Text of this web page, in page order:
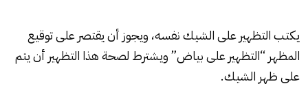
يكتب التظهير على الشيك نفسه، ويجوز أن يقتصر على توقيع
المظهر “التظهير على بياض” ويشترط لصحة هذا التظهير أن يتم
على ظهر الشيك.